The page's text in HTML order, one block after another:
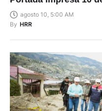
agosto 10, 5:00 AM
By HRR